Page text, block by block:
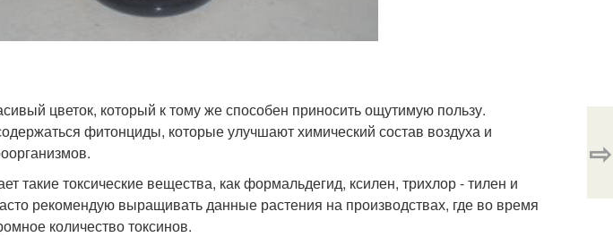
цветок, который к тому же способен приносить ощутимую пользу.
фитонциды, которые улучшают химический состав воздуха и
такие токсические вещества, как формальдегид, ксилен, трихлор - тилен и
рекомендую выращивать данные растения на производствах, где во время
количество токсинов.
⇨